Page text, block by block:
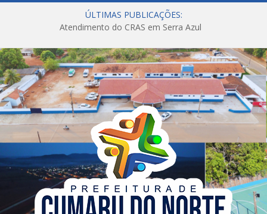
ÚLTIMAS PUBLICAÇÕES:
Atendimento do CRAS em Serra Azul